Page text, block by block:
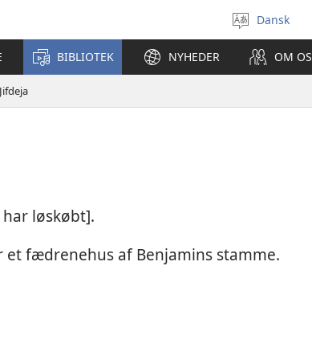
Vælg
sprog
Dansk
BIBLIOTEK NYHEDER OM OS
Jifdeja
har løskøbt].
et fædrenehus af Benjamins stamme.